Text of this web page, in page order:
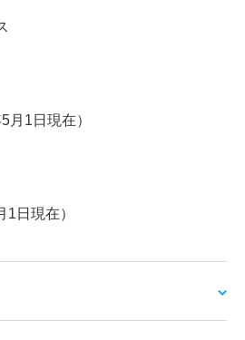
月1日現在）
日現在）